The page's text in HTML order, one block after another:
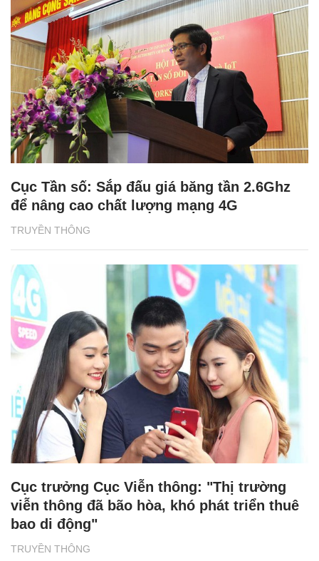
TRUYỀN THÔNG
Cục Tần số: Sắp đấu giá băng tần 2.6Ghz
để nâng cao chất lượng mạng 4G
TRUYỀN THÔNG
Cục trưởng Cục Viễn thông: "Thị trường
viễn thông đã bão hòa, khó phát triển thuê
bao di động"